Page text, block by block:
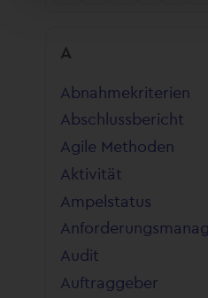
A
Abnahmekriterien
Abschlussbericht
Agile Methoden
Aktivität
Ampelstatus
Audit
Auftraggeber